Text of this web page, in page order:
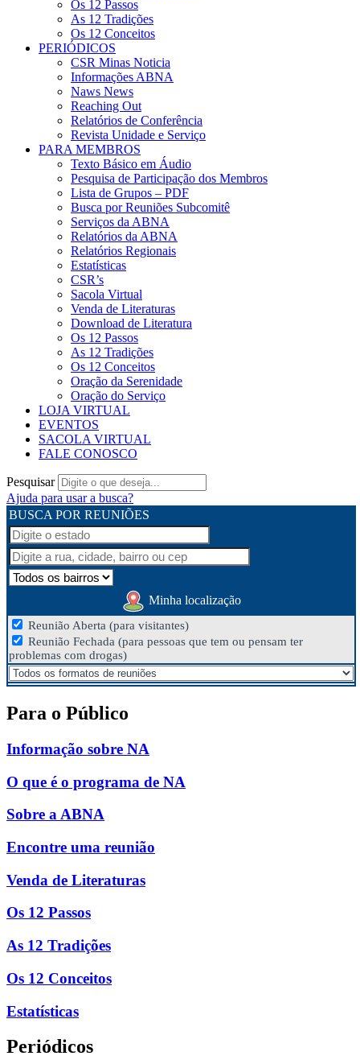
Os 12 Passos
As 12 Tradições
Os 12 Conceitos
PERIÓDICOS
CSR Minas Noticia
Informações ABNA
Naws News
Reaching Out
Relatórios de Conferência
Revista Unidade e Serviço
PARA MEMBROS
Texto Básico em Áudio
Pesquisa de Participação dos Membros
Lista de Grupos – PDF
Busca por Reuniões Subcomitê
Serviços da ABNA
Relatórios da ABNA
Relatórios Regionais
Estatísticas
CSR’s
Sacola Virtual
Venda de Literaturas
Download de Literatura
Os 12 Passos
As 12 Tradições
Os 12 Conceitos
Oração da Serenidade
Oração do Serviço
LOJA VIRTUAL
EVENTOS
SACOLA VIRTUAL
FALE CONOSCO
Pesquisar
Ajuda para usar a busca?
BUSCA POR REUNIÕES
Minha localização
Reunião Aberta (para visitantes)
Reunião Fechada (para pessoas que tem ou pensam ter
problemas com drogas)
Para o Público
Informação sobre NA
O que é o programa de NA
Sobre a ABNA
Encontre uma reunião
Venda de Literaturas
Os 12 Passos
As 12 Tradições
Os 12 Conceitos
Estatísticas
Periódicos